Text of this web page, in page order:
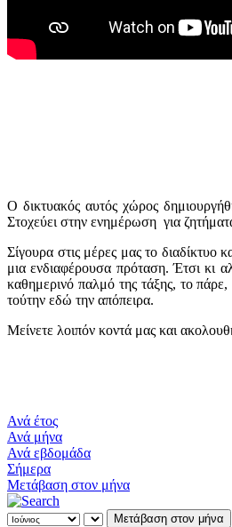
Ο δικτυακός αυτός χώρος
Στοχεύει στην ενημέρωση για
Σίγουρα στις μέρες μας το διαδίκτυο
μια ενδιαφέρουσα πρόταση. Έτσι κι
καθημερινό παλμό της τάξης, το
τούτην εδώ την απόπειρα.
Μείνετε λοιπόν κοντά μας και
Ανά έτος
Ανά μήνα
Ανά εβδομάδα
Σήμερα
Μετάβαση στον μήνα
Μετάβαση στον μήνα